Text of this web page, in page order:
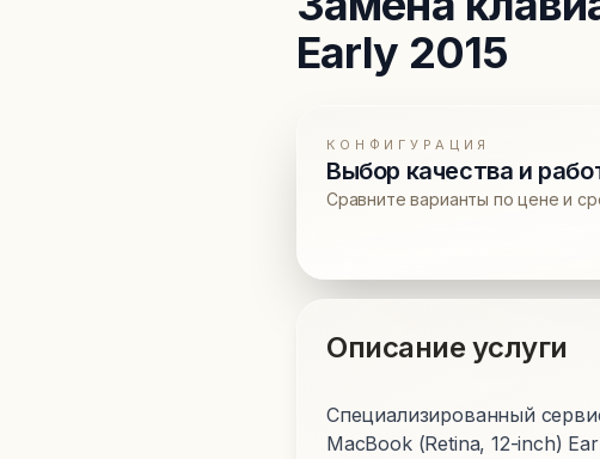
Early 2015
КОНФИГУРАЦИЯ
Выбор качества и
Сравните варианты по цене и
Описание услуги
Специализированный
MacBook (Retina, 12-inch)